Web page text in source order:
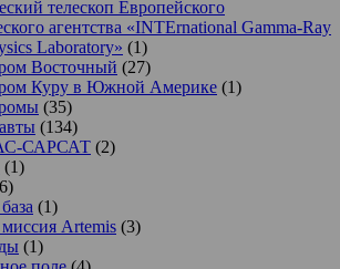
телескоп Европейского
агентства «INTErnational Gamma-Ray
Laboratory» (1)
Восточный (27)
Куру в Южной Америке (1)
(35)
(134)
САРСАТ (2)
(1)
(1)
Artemis (3)
(1)